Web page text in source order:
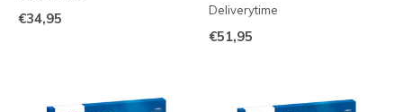
€34,95 Deliverytime
€51,95